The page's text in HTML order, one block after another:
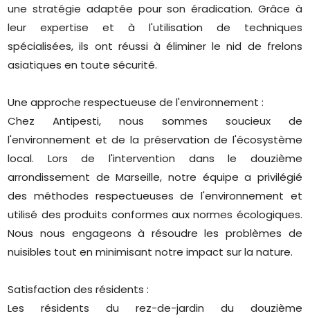
une stratégie adaptée pour son éradication. Grâce à
leur expertise et à l'utilisation de techniques
spécialisées, ils ont réussi à éliminer le nid de frelons
asiatiques en toute sécurité.
Une approche respectueuse de l'environnement :
Chez Antipesti, nous sommes soucieux de
l'environnement et de la préservation de l'écosystème
local. Lors de l'intervention dans le douzième
arrondissement de Marseille, notre équipe a privilégié
des méthodes respectueuses de l'environnement et
utilisé des produits conformes aux normes écologiques.
Nous nous engageons à résoudre les problèmes de
nuisibles tout en minimisant notre impact sur la nature.
Satisfaction des résidents :
Les résidents du rez-de-jardin du douzième